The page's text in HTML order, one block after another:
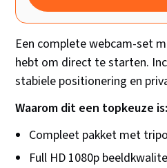
Een complete webcam-set
hebt om direct te starten.
stabiele positionering en
Waarom dit een topkeuze is:
Compleet pakket met
Full HD 1080p